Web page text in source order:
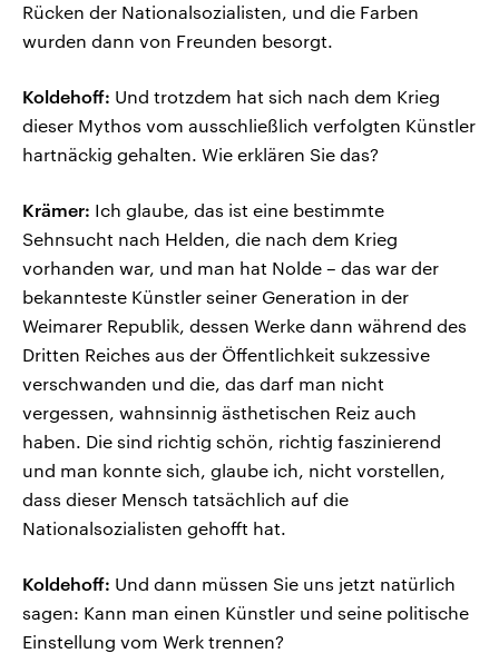
Rücken der Nationalsozialisten, und die Farben
wurden dann von Freunden besorgt.
Koldehoff: Und trotzdem hat sich nach dem Krieg
dieser Mythos vom ausschließlich verfolgten Künstler
hartnäckig gehalten. Wie erklären Sie das?
Krämer: Ich glaube, das ist eine bestimmte
Sehnsucht nach Helden, die nach dem Krieg
vorhanden war, und man hat Nolde – das war der
bekannteste Künstler seiner Generation in der
Weimarer Republik, dessen Werke dann während des
Dritten Reiches aus der Öffentlichkeit sukzessive
verschwanden und die, das darf man nicht
vergessen, wahnsinnig ästhetischen Reiz auch
haben. Die sind richtig schön, richtig faszinierend
und man konnte sich, glaube ich, nicht vorstellen,
dass dieser Mensch tatsächlich auf die
Nationalsozialisten gehofft hat.
Koldehoff: Und dann müssen Sie uns jetzt natürlich
sagen: Kann man einen Künstler und seine politische
Einstellung vom Werk trennen?